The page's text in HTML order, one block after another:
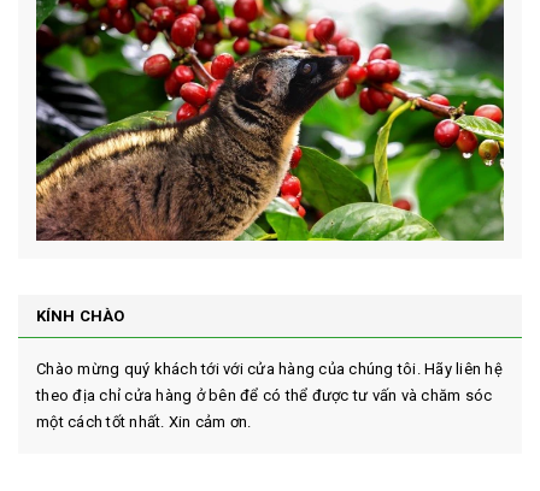
KÍNH CHÀO
Chào mừng quý khách tới với cửa hàng của chúng tôi. Hãy liên hệ
theo địa chỉ cửa hàng ở bên để có thể được tư vấn và chăm sóc
một cách tốt nhất. Xin cảm ơn.